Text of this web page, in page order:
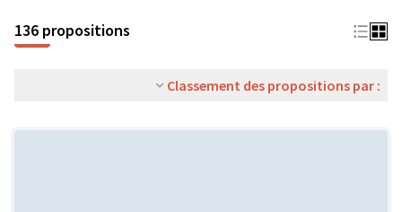
136 propositions
Classement des propositions par :